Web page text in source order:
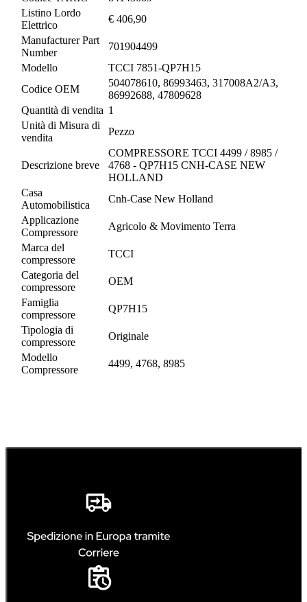
Listino Lordo
Elettrico
€ 406,90
Manufacturer Part
Number
701904499
Modello
TCCI 7851-QP7H15
Codice OEM
504078610, 86993463, 317008A2/A3,
86992688, 47809628
Quantità di vendita 1
Unità di Misura di
vendita
Pezzo
Descrizione breve
COMPRESSORE TCCI 4499 / 8985 /
4768 - QP7H15 CNH-CASE NEW
HOLLAND
Casa
Automobilistica
Cnh-Case New Holland
Applicazione
Compressore
Agricolo & Movimento Terra
Marca del
compressore
TCCI
Categoria del
compressore
OEM
Famiglia
compressore
QP7H15
Tipologia di
compressore
Originale
Modello
Compressore
4499, 4768, 8985